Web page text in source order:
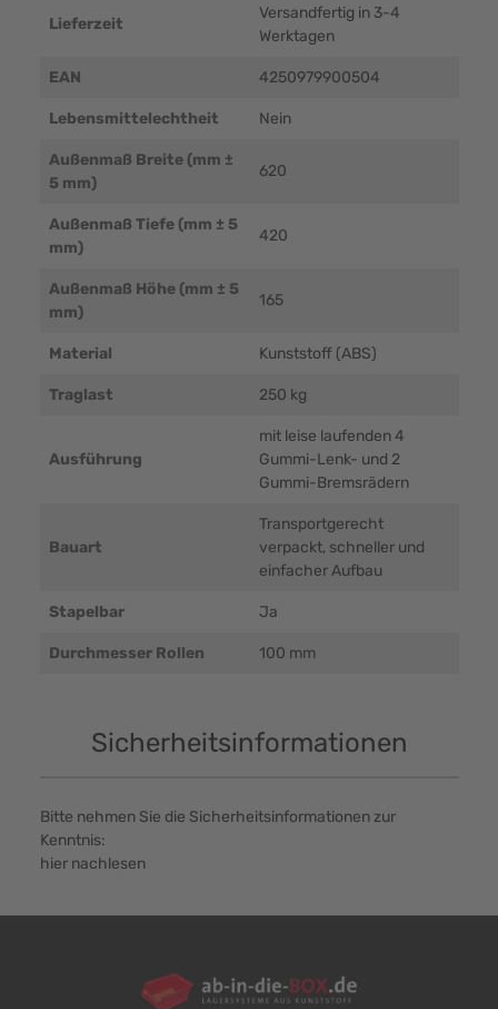
Lieferzeit
Versandfertig in 3-4
Werktagen
EAN 4250979900504
Lebensmittelechtheit Nein
Außenmaß Breite (mm ±
5 mm)
620
Außenmaß Tiefe (mm ± 5
mm)
420
Außenmaß Höhe (mm ± 5
mm)
165
Material Kunststoff (ABS)
Traglast 250 kg
Ausführung
mit leise laufenden 4
Gummi-Lenk- und 2
Gummi-Bremsrädern
Bauart
Transportgerecht
verpackt, schneller und
einfacher Aufbau
Stapelbar Ja
Durchmesser Rollen 100 mm
Sicherheitsinformationen
Bitte nehmen Sie die Sicherheitsinformationen zur
Kenntnis:
hier nachlesen